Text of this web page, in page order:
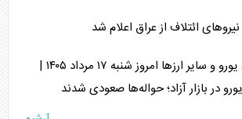
ائتلاف از عراق اعلام شد
آخرین قیمت دلار، یورو و سایر ارز‌ها امروز شنبه ۱۷ مرداد ۱۴۰۵ |
در بازار آزاد؛ حواله‌ها صعودی شدند